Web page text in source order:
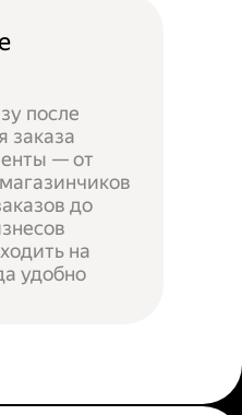
после
заказа
— от
до
на
удобно